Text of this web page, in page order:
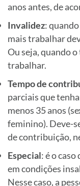
anos antes, de
Invalidez:
mais trabalhar
Ou seja, quando
trabalhar.
Tempo de
parciais que
menos 35 anos
feminino). Deve-
de contribuição,
Especial: é o
em condições
Nesse caso, a